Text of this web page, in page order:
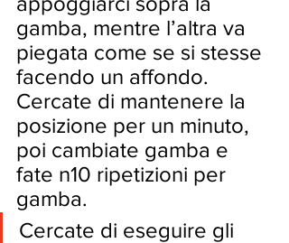
gamba, mentre l’altra va
piegata come se si stesse
facendo un affondo.
Cercate di mantenere la
posizione per un minuto,
poi cambiate gamba e
fate n10 ripetizioni per
gamba.
Cercate di eseguire gli